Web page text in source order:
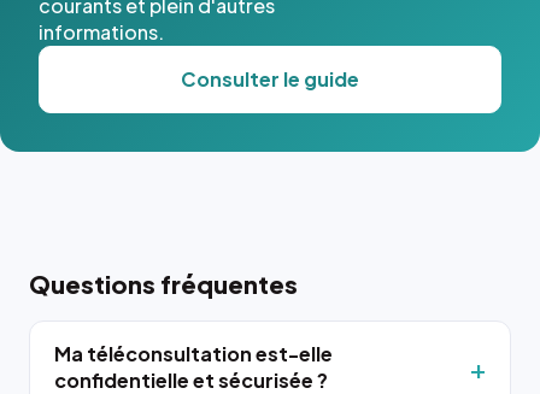
courants et plein d'autres
informations.
Consulter le guide
Questions fréquentes
Ma téléconsultation est-elle
confidentielle et sécurisée ?